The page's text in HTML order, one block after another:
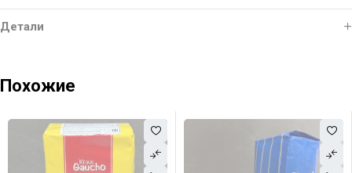
Детали
Похожие